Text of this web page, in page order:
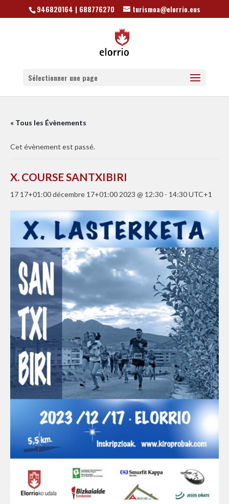
946820164 | 688776270 turismoa@elorrio.eus
Sélectionner une page
« Tous les Évènements
Cet évènement est passé.
X. COURSE SANTXIBIRI
17 17+01:00 décembre 17+01:00 2023 @ 12:30 - 14:30UTC+1